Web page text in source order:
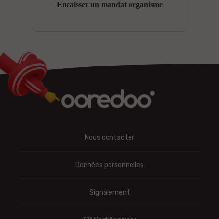
Encaisser un mandat organisme
Nous contacter
Données personnelles
Signalement